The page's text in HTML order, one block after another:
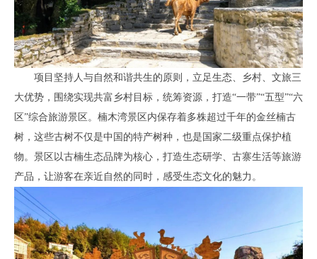
项目坚持人与自然和谐共生的原则，立足生态、乡村、文旅三
大优势，围绕实现共富乡村目标，统筹资源，打造“一带”“五型”“六
区”综合旅游景区。楠木湾景区内保存着多株超过千年的金丝楠古
树，这些古树不仅是中国的特产树种，也是国家二级重点保护植
物。景区以古楠生态品牌为核心，打造生态研学、古寨生活等旅游
产品，让游客在亲近自然的同时，感受生态文化的魅力。